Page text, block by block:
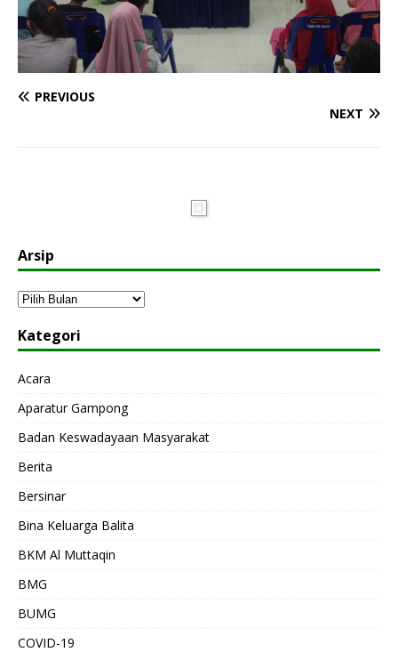
PREVIOUS
NEXT
Arsip
Kategori
Acara
Aparatur Gampong
Badan Keswadayaan Masyarakat
Berita
Bersinar
Bina Keluarga Balita
BKM Al Muttaqin
BMG
BUMG
COVID-19